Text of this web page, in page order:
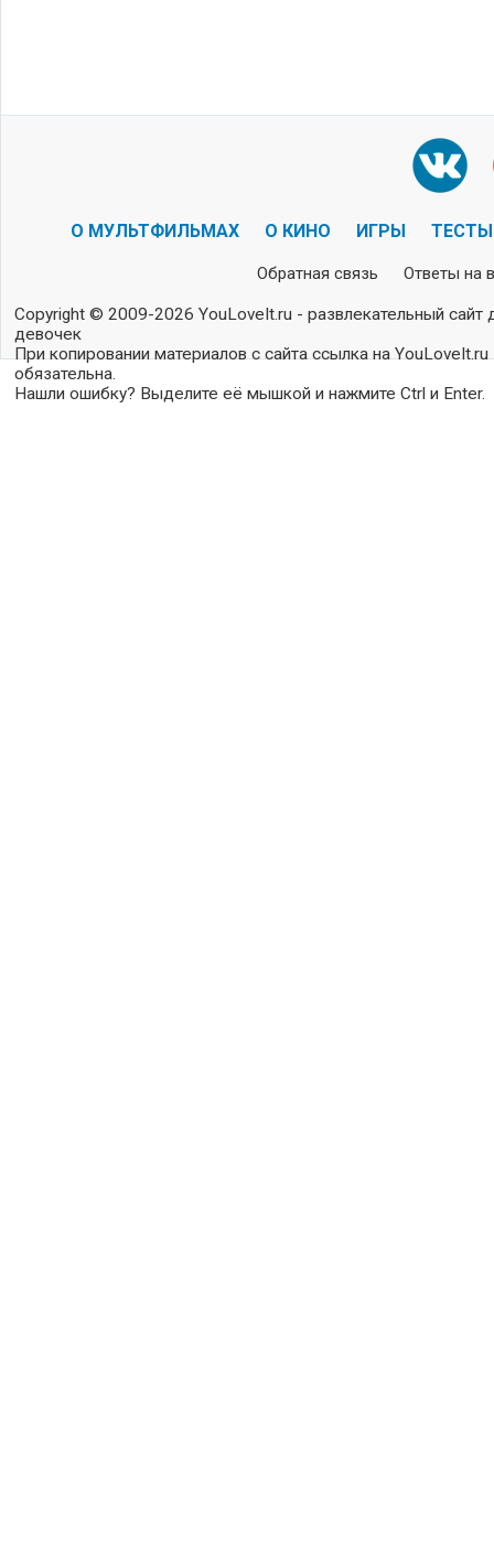
О МУЛЬТФИЛЬМАХ О КИНО ИГРЫ ТЕСТЫ
Обратная связь Ответы на
Copyright © 2009-2026 YouLoveIt.ru - развлекательный сайт
девочек
При копировании материалов с сайта ссылка на YouLoveIt.ru
обязательна.
Нашли ошибку? Выделите её мышкой и нажмите Ctrl и Enter.